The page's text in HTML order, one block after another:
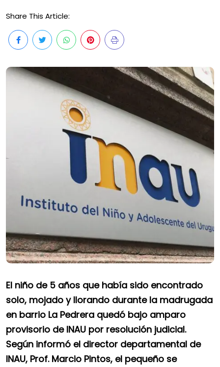
Share This Article:
El niño de 5 años que había sido encontrado
solo, mojado y llorando durante la madrugada
en barrio La Pedrera quedó bajo amparo
provisorio de INAU por resolución judicial.
Según informó el director departamental de
INAU, Prof. Marcio Pintos, el pequeño se